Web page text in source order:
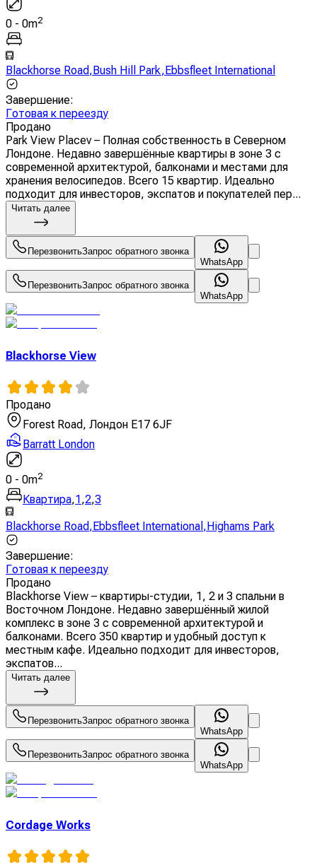
0 - 0m2
Blackhorse Road, Bush Hill Park, Ebbsfleet International
Завершение:
Готовая к переезду
Продано
Park View Placev – Полная собственность в Северном
Лондоне. Недавно завершённые квартиры в зоне 3 с
современной архитектурой, балконами и местами для
хранения велосипедов. Всего 15 квартир. Идеально
подходит для инвесторов, экспатов и покупателей пер...
Читать далее
ПерезвонитьЗапрос обратного звонка
WhatsApp
ПерезвонитьЗапрос обратного звонка
WhatsApp
Blackhorse View
Продано
Forest Road, Лондон E17 6JF
Barratt London
0 - 0m2
Квартира,1 ,2,3
Blackhorse Road, Ebbsfleet International , Highams Park
Завершение:
Готовая к переезду
Продано
Blackhorse View – квартиры-студии, 1, 2 и 3 спальни в
Восточном Лондоне. Недавно завершённый жилой
комплекс в зоне 3 с современной архитектурой и
балконами. Всего 350 квартир и удобный доступ к
местным кафе. Идеально подходит для инвесторов,
экспатов...
Читать далее
ПерезвонитьЗапрос обратного звонка
WhatsApp
ПерезвонитьЗапрос обратного звонка
WhatsApp
Cordage Works